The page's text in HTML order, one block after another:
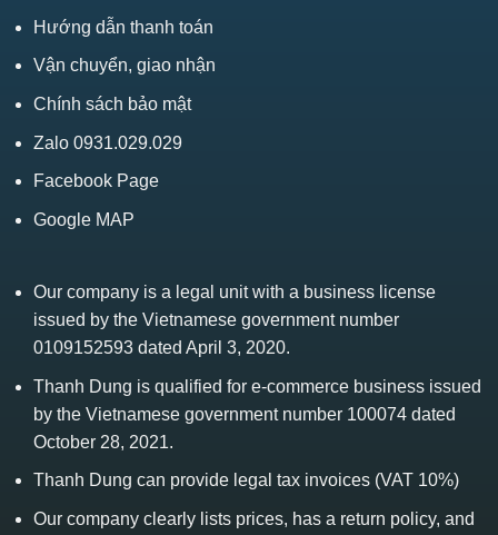
Hướng dẫn thanh toán
Vận chuyển, giao nhận
Chính sách bảo mật
Zalo 0931.029.029
Facebook Page
Google MAP
Our company is a legal unit with a business license
issued by the Vietnamese government number
0109152593 dated April 3, 2020.
Thanh Dung is qualified for e-commerce business issued
by the Vietnamese government number 100074 dated
October 28, 2021.
Thanh Dung can provide legal tax invoices (VAT 10%)
Our company clearly lists prices, has a return policy, and